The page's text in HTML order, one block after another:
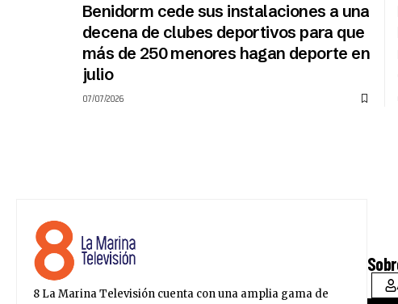
Benidorm cede sus instalaciones a una
decena de clubes deportivos para que
más de 250 menores hagan deporte en
julio
07/07/2026
8 La Marina Televisión cuenta con una amplia gama de